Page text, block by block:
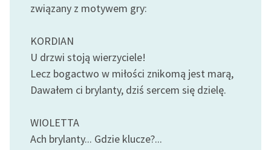
związany z motywem gry:
KORDIAN
U drzwi stoją wierzyciele!
Lecz bogactwo w miłości znikomą jest marą,
Dawałem ci brylanty, dziś sercem się dzielę.
WIOLETTA
Ach brylanty... Gdzie klucze?...